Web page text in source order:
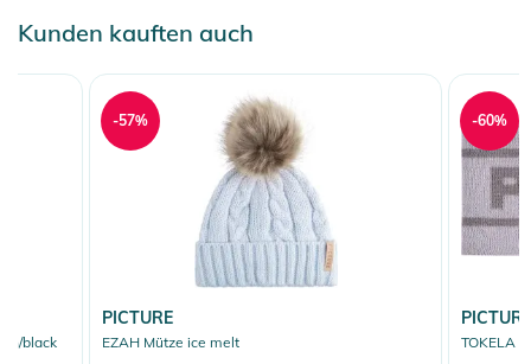
Kunden kauften auch
black
PICTURE
EZAH Mütze ice melt
-57%
PICTURE
TOKELA
-60%